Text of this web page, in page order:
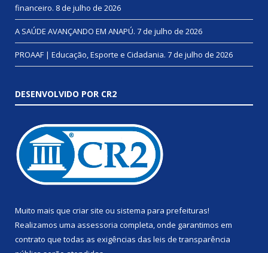
financeiro. 8 de julho de 2026
A SAÚDE AVANÇANDO EM ANAPÚ. 7 de julho de 2026
PROAAF | Educação, Esporte e Cidadania. 7 de julho de 2026
DESENVOLVIDO POR CR2
Muito mais que criar site ou sistema para prefeituras!
Realizamos uma assessoria completa, onde garantimos em
contrato que todas as exigências das leis de transparência